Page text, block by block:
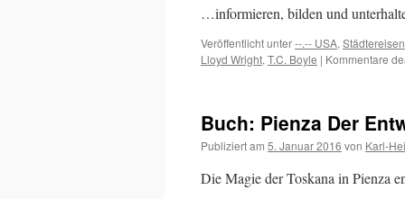
…informieren, bilden und
Veröffentlicht unter--.-- USA, Städtereisen
Lloyd Wright, T.C. Boyle | Kommentare
Buch: Pienza Der
Publiziert am 5. Januar 2016 von Karl-
Die Magie der Toskana in Pienza